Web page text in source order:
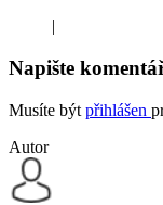
|
Napište
Musíte být přihlášen
Autor